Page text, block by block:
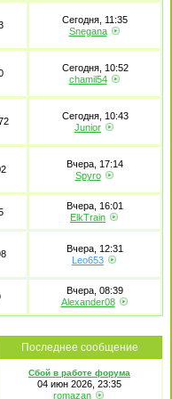
Сегодня, 11:35
Snegana
Сегодня, 10:52
chamil54
Сегодня, 10:43
Junior
Вчера, 17:14
Spyro
Вчера, 16:01
ElkTrain
Вчера, 12:31
Leo653
Вчера, 08:39
Alexander08
Последнее сообщение
Сбой в работе форума
04 июн 2026, 23:35
romazan